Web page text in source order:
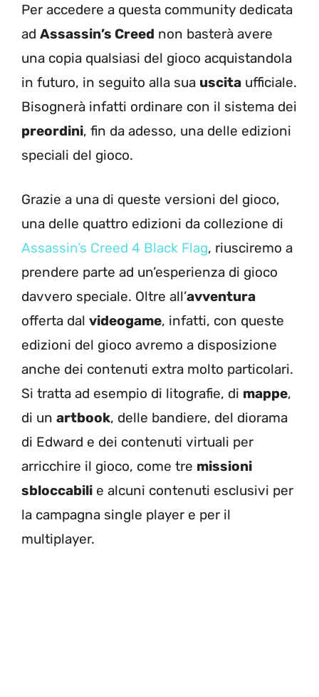
Per accedere a questa community dedicata
ad Assassin’s Creed non basterà avere
una copia qualsiasi del gioco acquistandola
in futuro, in seguito alla sua uscita ufficiale.
Bisognerà infatti ordinare con il sistema dei
preordini, fin da adesso, una delle edizioni
speciali del gioco.
Grazie a una di queste versioni del gioco,
una delle quattro edizioni da collezione di
Assassin’s Creed 4 Black Flag, riusciremo a
prendere parte ad un’esperienza di gioco
davvero speciale. Oltre all’avventura
offerta dal videogame, infatti, con queste
edizioni del gioco avremo a disposizione
anche dei contenuti extra molto particolari.
Si tratta ad esempio di litografie, di mappe,
di un artbook, delle bandiere, del diorama
di Edward e dei contenuti virtuali per
arricchire il gioco, come tre missioni
sbloccabili e alcuni contenuti esclusivi per
la campagna single player e per il
multiplayer.